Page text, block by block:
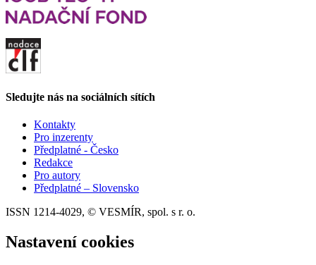
Sledujte nás na sociálních sítích
Kontakty
Pro inzerenty
Předplatné - Česko
Redakce
Pro autory
Předplatné – Slovensko
ISSN 1214-4029, © VESMÍR, spol. s r. o.
Nastavení cookies